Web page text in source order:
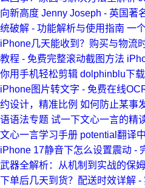
向新高度 Jenny Joseph - 英国著
统破解 - 功能解析与使用指南 一
iPhone几天能收到？购买与物流
教程 - 免费完整滚动截图方法
你用手机轻松剪辑 dolphinblu下
iPhone图片转文字 - 免费在线
约设计，精准比例 如何防止某事
语语法专题 试一下文心一言的精
文心一言学习手册 potential翻译
iPhone 17静音下怎么设置震动 -
武器全解析：从机制到实战的保
下单后几天到货？配送时效详解 -